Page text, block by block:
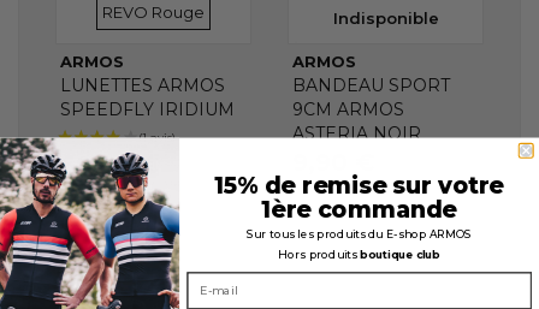
REVO Rouge
ARMOS
LUNETTES ARMOS
SPEEDFLY IRIDIUM
69,90 €
Indisponible
ARMOS
BANDEAU SPORT
9CM ARMOS
ASTERIA NOIR
15% de remise sur votre
1ère commande
Sur tous les produits du E-shop ARMOS
Hors produitsboutique club